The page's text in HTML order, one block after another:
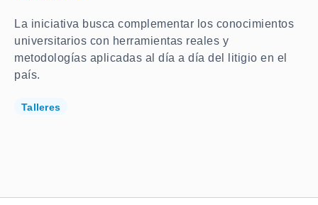
La iniciativa busca complementar los conocimientos
universitarios con herramientas reales y
metodologías aplicadas al día a día del litigio en el
país.
Talleres